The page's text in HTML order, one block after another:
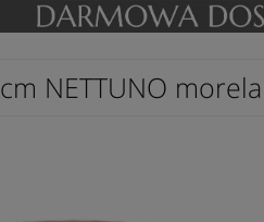
NETTUNO morela